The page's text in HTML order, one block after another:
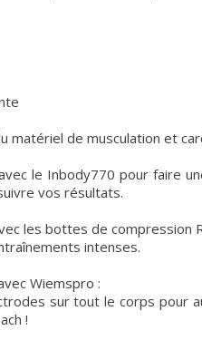
matériel de musculation et
le Inbody770 pour faire
vos résultats.
les bottes de compression
intenses.
Wiemspro :
sur tout le corps pour
!